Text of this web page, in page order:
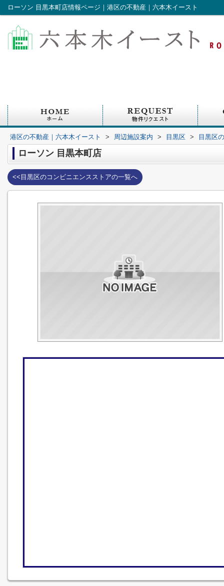
ローソン 目黒本町店情報ページ｜港区の不動産｜六本木イースト
港区の不動産｜六本木イースト > 周辺施設案内 > 目黒区 > 目黒区
ローソン 目黒本町店
<<目黒区のコンビニエンスストアの一覧へ